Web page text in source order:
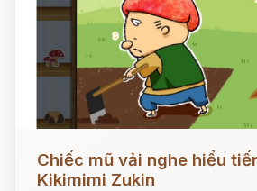
Đọc ngay
Chiếc mũ vải nghe hiểu
Kikimimi Zukin